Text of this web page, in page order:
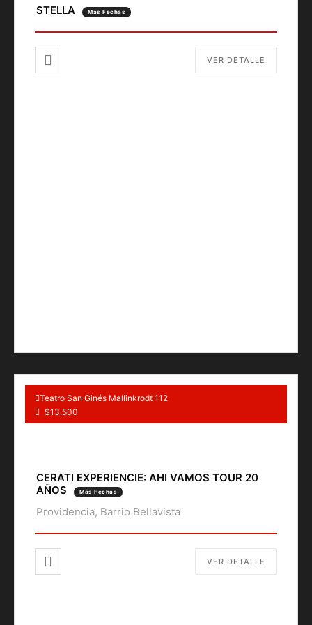
STELLA Más Fechas
VER DETALLE
Teatro San Ginés Mallinkrodt 112
$13.500
CERATI EXPERIENCIE: AHI VAMOS TOUR 20
AÑOS
Más Fechas
Providencia, Barrio Bellavista
VER DETALLE